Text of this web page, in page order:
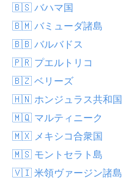
🇧🇸 バハマ国
🇧🇲 バミューダ諸島
🇧🇧 バルバドス
🇵🇷 プエルトリコ
🇧🇿 ベリーズ
🇭🇳 ホンジュラス共和国
🇲🇶 マルティニーク
🇲🇽 メキシコ合衆国
🇲🇸 モントセラト島
🇻🇮 米領ヴァージン諸島